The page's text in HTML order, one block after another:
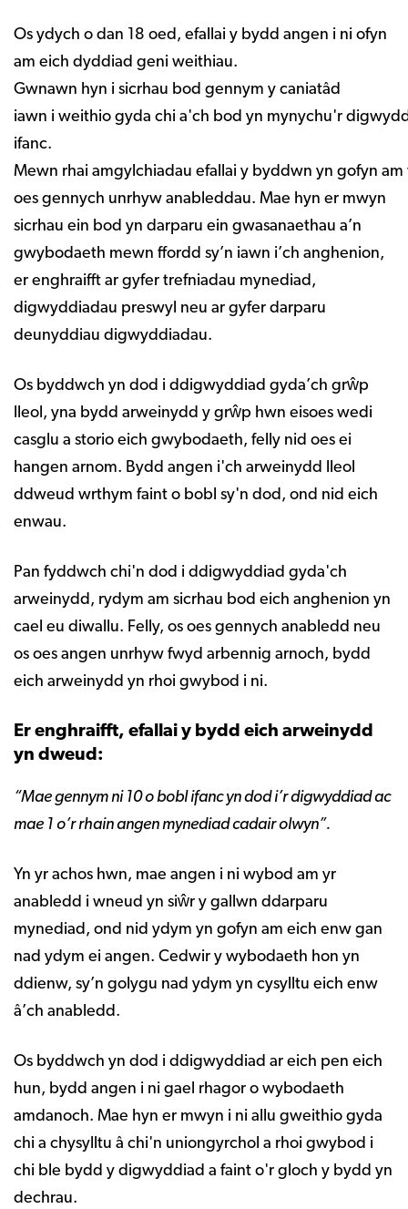
Os ydych o dan 18 oed, efallai y bydd angen i ni ofyn
am eich dyddiad geni weithiau.
Gwnawn hyn i sicrhau bod gennym y caniatâd
iawn i weithio gyda chi a'ch bod yn mynychu'r
ifanc.
Mewn rhai amgylchiadau efallai y byddwn yn gofyn
oes gennych unrhyw anableddau. Mae hyn er mwyn
sicrhau ein bod yn darparu ein gwasanaethau a’n
gwybodaeth mewn ffordd sy’n iawn i’ch anghenion,
er enghraifft ar gyfer trefniadau mynediad,
digwyddiadau preswyl neu ar gyfer darparu
deunyddiau digwyddiadau.
Os byddwch yn dod i ddigwyddiad gyda’ch grŵp
lleol, yna bydd arweinydd y grŵp hwn eisoes wedi
casglu a storio eich gwybodaeth, felly nid oes ei
hangen arnom. Bydd angen i'ch arweinydd lleol
ddweud wrthym faint o bobl sy'n dod, ond nid eich
enwau.
Pan fyddwch chi'n dod i ddigwyddiad gyda'ch
arweinydd, rydym am sicrhau bod eich anghenion yn
cael eu diwallu. Felly, os oes gennych anabledd neu
os oes angen unrhyw fwyd arbennig arnoch, bydd
eich arweinydd yn rhoi gwybod i ni.
Er enghraifft, efallai y bydd eich arweinydd
yn dweud:
“Mae gennym ni 10 o bobl ifanc yn dod i’r digwyddiad ac
mae 1 o’r rhain angen mynediad cadair olwyn”.
Yn yr achos hwn, mae angen i ni wybod am yr
anabledd i wneud yn siŵr y gallwn ddarparu
mynediad, ond nid ydym yn gofyn am eich enw gan
nad ydym ei angen. Cedwir y wybodaeth hon yn
ddienw, sy’n golygu nad ydym yn cysylltu eich enw
â’ch anabledd.
Os byddwch yn dod i ddigwyddiad ar eich pen eich
hun, bydd angen i ni gael rhagor o wybodaeth
amdanoch. Mae hyn er mwyn i ni allu gweithio gyda
chi a chysylltu â chi'n uniongyrchol a rhoi gwybod i
chi ble bydd y digwyddiad a faint o'r gloch y bydd yn
dechrau.